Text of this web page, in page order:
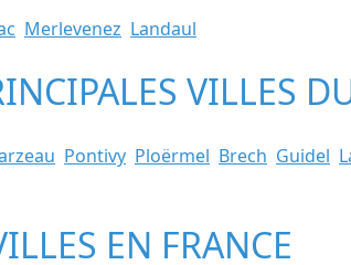
Merlevenez Landaul
VILLES
Pontivy Ploërmel Brech Guidel
EN FRANCE